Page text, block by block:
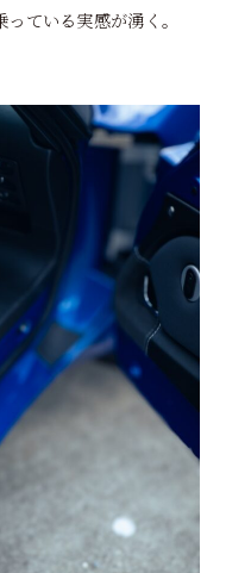
ている実感が湧く。